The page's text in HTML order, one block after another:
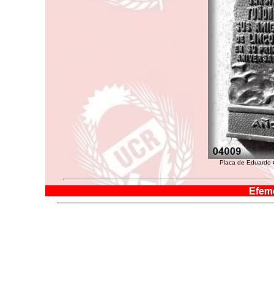
Placa de Eduardo